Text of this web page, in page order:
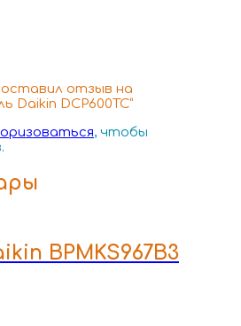
отзыв на
Daikin DCP600TC”
, чтобы
BPMKS967B3